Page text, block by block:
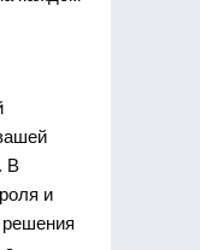
В
и
решения